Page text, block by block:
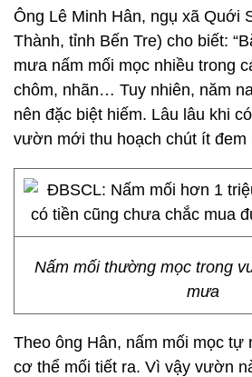
Ông Lê Minh Hân, ngụ xã Quới
Thành, tỉnh Bến Tre) cho biết:
mưa nấm mối mọc nhiều trong
chôm, nhãn… Tuy nhiên, năm
nên đặc biệt hiếm. Lâu lâu khi
vườn mới thu hoạch chút ít đem
Nấm mối thường mọc trong
mưa
Theo ông Hân, nấm mối mọc tự
cơ thể mối tiết ra. Vì vậy vườn